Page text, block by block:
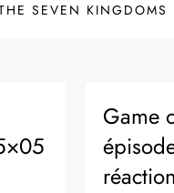
SEVEN KINGDOMS
Game